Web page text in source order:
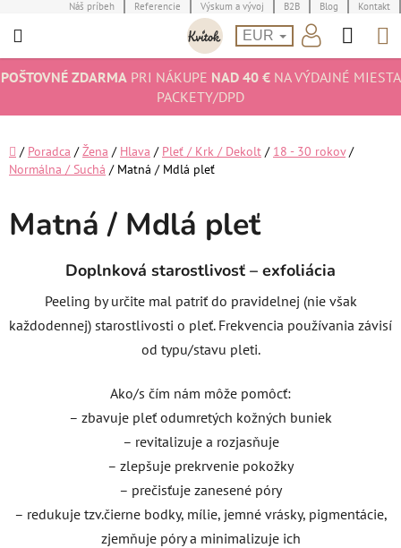
na
Náš príbeh Referencie Výskum a vývoj B2B Blog Kontakt
EUR
POŠTOVNÉ ZDARMAPRI NÁKUPE NAD 40 €NA VÝDAJNÉ MIESTA
PACKETY/DPD
Domov
/ Poradca / Žena / Hlava / Pleť / Krk / Dekolt / 18 - 30 rokov /
Normálna / Suchá / Matná / Mdlá pleť
Matná / Mdlá pleť
Doplnková starostlivosť – exfoliácia
Peeling by určite mal patriť do pravidelnej (nie však
každodennej) starostlivosti o pleť. Frekvencia používania závisí
od typu/stavu pleti.
Ako/s čím nám môže pomôcť:
– zbavuje pleť odumretých kožných buniek
– revitalizuje a rozjasňuje
– zlepšuje prekrvenie pokožky
– prečisťuje zanesené póry
– redukuje tzv.čierne bodky, mílie, jemné vrásky, pigmentácie,
zjemňuje póry a minimalizuje ich